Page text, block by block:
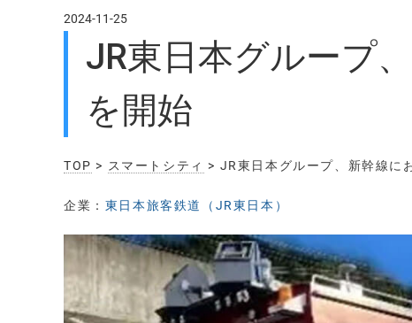
2024-11-25
JR東日本グループ
を開始
TOP > スマートシティ > JR東日本グループ、新幹線に
企業： 東日本旅客鉄道（JR東日本）